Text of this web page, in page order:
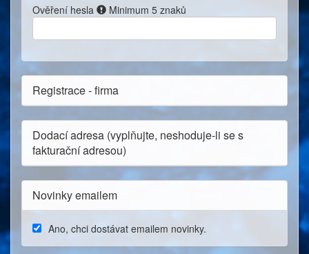
Ověření hesla Minimum 5 znaků
Registrace - firma
Dodací adresa (vyplňujte, neshoduje-li se s
fakturační adresou)
Novinky emailem
Ano, chci dostávat emailem novinky.